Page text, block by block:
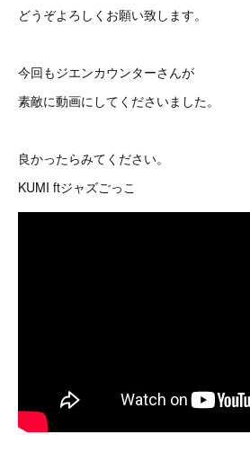
どうぞよろしくお願い致します。
今回もジエンカウンターさんが
素敵に動画にしてくださいました。
良かったらみてください。
KUMI ftジャズごっこ